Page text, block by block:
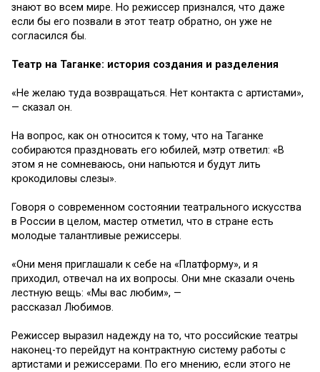
знают во всем мире. Но режиссер признался, что даже
если бы его позвали в этот театр обратно, он уже не
согласился бы.
Театр на Таганке: история создания и разделения
«Не желаю туда возвращаться. Нет контакта с артистами»,
— сказал он.
На вопрос, как он относится к тому, что на Таганке
собираются праздновать его юбилей, мэтр ответил: «В
этом я не сомневаюсь, они напьются и будут лить
крокодиловы слезы».
Говоря о современном состоянии театрального искусства
в России в целом, мастер отметил, что в стране есть
молодые талантливые режиссеры.
«Они меня приглашали к себе на «Платформу», и я
приходил, отвечал на их вопросы. Они мне сказали очень
лестную вещь: «Мы вас любим», —
рассказал Любимов.
Режиссер выразил надежду на то, что российские театры
наконец-то перейдут на контрактную систему работы с
артистами и режиссерами. По его мнению, если этого не